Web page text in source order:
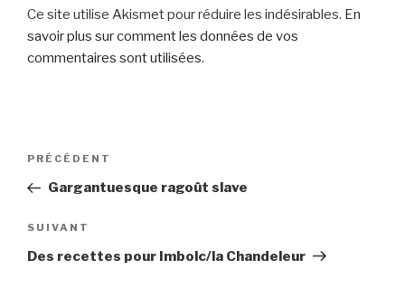
Ce site utilise Akismet pour réduire les indésirables. En
savoir plus sur comment les données de vos
commentaires sont utilisées.
Navigation
l’article
Article
précédent
PRÉCÉDENT
Gargantuesque ragoût slave
Article
suivant
SUIVANT
Des recettes pour Imbolc/la Chandeleur